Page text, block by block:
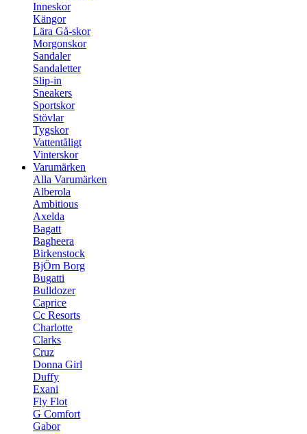
Inneskor
Kängor
Lära Gå-skor
Morgonskor
Sandaler
Sandaletter
Slip-in
Sneakers
Sportskor
Stövlar
Tygskor
Vattentåligt
Vinterskor
Varumärken
Alla Varumärken
Alberola
Ambitious
Axelda
Bagatt
Bagheera
Birkenstock
BjÖrn Borg
Bugatti
Bulldozer
Caprice
Cc Resorts
Charlotte
Clarks
Cruz
Donna Girl
Duffy
Exani
Fly Flot
G Comfort
Gabor